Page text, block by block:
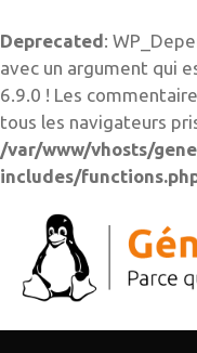
Deprecated:
avec un argument qui
6.9.0 ! Les
tous les navigateurs
/var/www/vhosts/
includes/
contenu